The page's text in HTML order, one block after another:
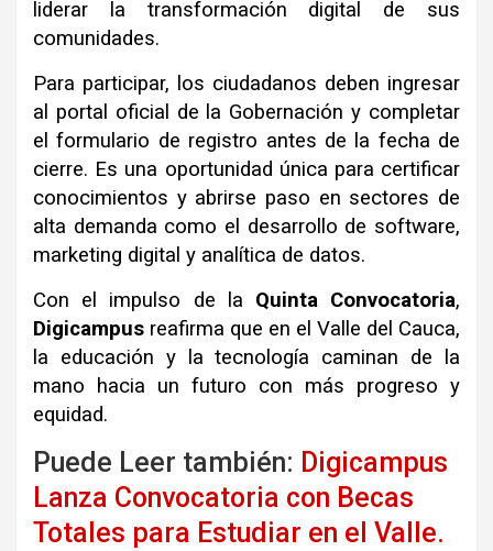
liderar la transformación digital de sus
comunidades.
Para participar, los ciudadanos deben ingresar
al portal oficial de la Gobernación y completar
el formulario de registro antes de la fecha de
cierre. Es una oportunidad única para certificar
conocimientos y abrirse paso en sectores de
alta demanda como el desarrollo de software,
marketing digital y analítica de datos.
Con el impulso de la Quinta Convocatoria,
Digicampus reafirma que en el Valle del Cauca,
la educación y la tecnología caminan de la
mano hacia un futuro con más progreso y
equidad.
Puede Leer también: Digicampus
Lanza Convocatoria con Becas
Totales para Estudiar en el Valle.